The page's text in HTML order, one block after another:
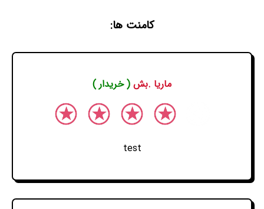
کامنت ها:
ماریا .بش ( خریدار )
test